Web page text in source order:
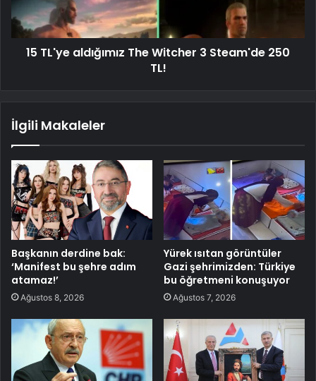
15 TL'ye aldığımız The Witcher 3 Steam'de 250
TL!
İlgili Makaleler
Başkanın derdine bak:
‘Manifest bu şehre adım
atamaz!’
Ağustos 8, 2026
Yürek ısıtan görüntüler
Gazi şehrimizden: Türkiye
bu öğretmeni konuşuyor
Ağustos 7, 2026